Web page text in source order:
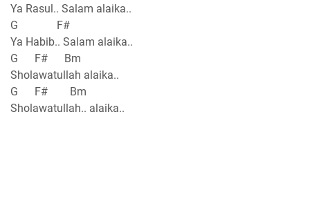
Ya Rasul.. Salam alaika..
G F#
Ya Habib.. Salam alaika..
G F# Bm
Sholawatullah alaika..
G F# Bm
Sholawatullah.. alaika..